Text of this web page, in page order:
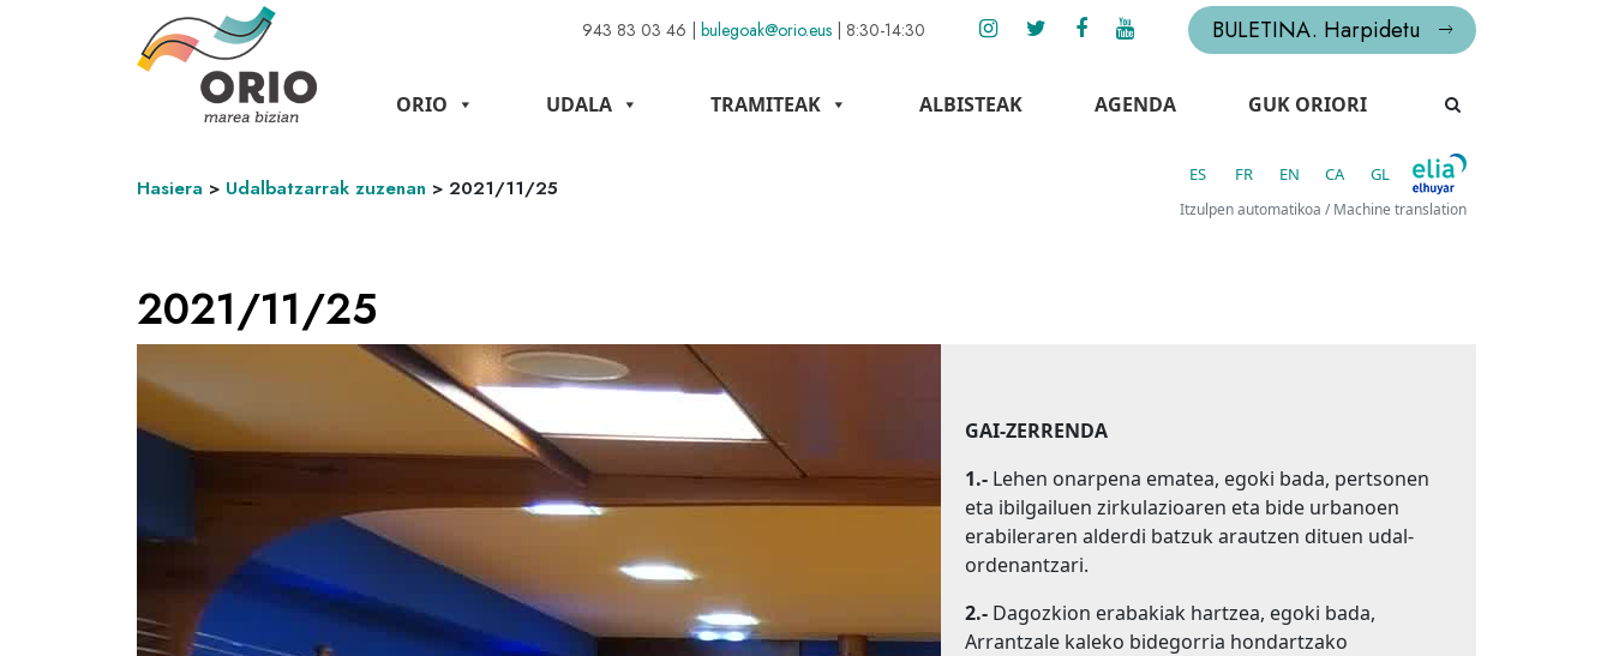
943 83 03 46 | bulegoak@orio.eus | 8:30-14:30 BULETINA. Harpidetu
ORIO UDALA TRAMITEAK ALBISTEAK AGENDA GUK ORIORI
Hasiera > Udalbatzarrak zuzenan > 2021/11/25
ES FR EN CA GL
Itzulpen automatikoa / Machine translation
2021/11/25
GAI-ZERRENDA
1.-Lehen onarpena ematea, egoki bada, pertsonen
eta ibilgailuen zirkulazioaren eta bide urbanoen
erabileraren alderdi batzuk arautzen dituen udal-
ordenantzari.
2.-Dagozkion erabakiak hartzea, egoki bada,
Arrantzale kaleko bidegorria hondartzako